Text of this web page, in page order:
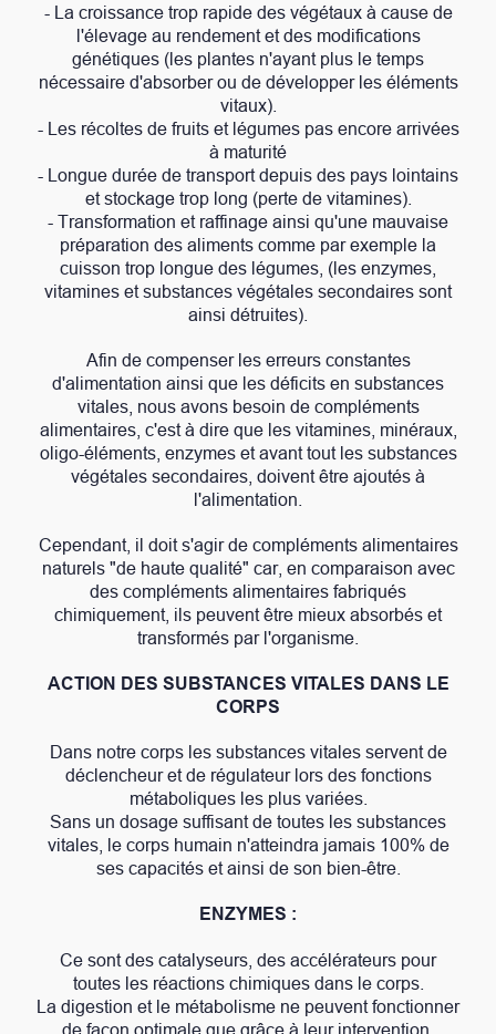
- La croissance trop rapide des végétaux à cause de
l'élevage au rendement et des modifications
génétiques (les plantes n'ayant plus le temps
nécessaire d'absorber ou de développer les éléments
vitaux).
- Les récoltes de fruits et légumes pas encore arrivées
à maturité
- Longue durée de transport depuis des pays lointains
et stockage trop long (perte de vitamines).
- Transformation et raffinage ainsi qu'une mauvaise
préparation des aliments comme par exemple la
cuisson trop longue des légumes, (les enzymes,
vitamines et substances végétales secondaires sont
ainsi détruites).
Afin de compenser les erreurs constantes
d'alimentation ainsi que les déficits en substances
vitales, nous avons besoin de compléments
alimentaires, c'est à dire que les vitamines, minéraux,
oligo-éléments, enzymes et avant tout les substances
végétales secondaires, doivent être ajoutés à
l'alimentation.
Cependant, il doit s'agir de compléments alimentaires
naturels "de haute qualité" car, en comparaison avec
des compléments alimentaires fabriqués
chimiquement, ils peuvent être mieux absorbés et
transformés par l'organisme.
ACTION DES SUBSTANCES VITALES DANS LE
CORPS
Dans notre corps les substances vitales servent de
déclencheur et de régulateur lors des fonctions
métaboliques les plus variées.
Sans un dosage suffisant de toutes les substances
vitales, le corps humain n'atteindra jamais 100% de
ses capacités et ainsi de son bien-être.
ENZYMES :
Ce sont des catalyseurs, des accélérateurs pour
toutes les réactions chimiques dans le corps.
La digestion et le métabolisme ne peuvent fonctionner
de façon optimale que grâce à leur intervention.